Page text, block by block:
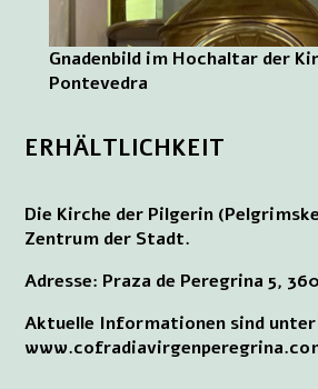
Gnadenbild im Hochaltar der
Pontevedra
ERHÄLTLICHKEIT
Die Kirche der Pilgerin
Zentrum der Stadt.
Adresse: Praza de Peregrina 5,
Aktuelle Informationen sind unter